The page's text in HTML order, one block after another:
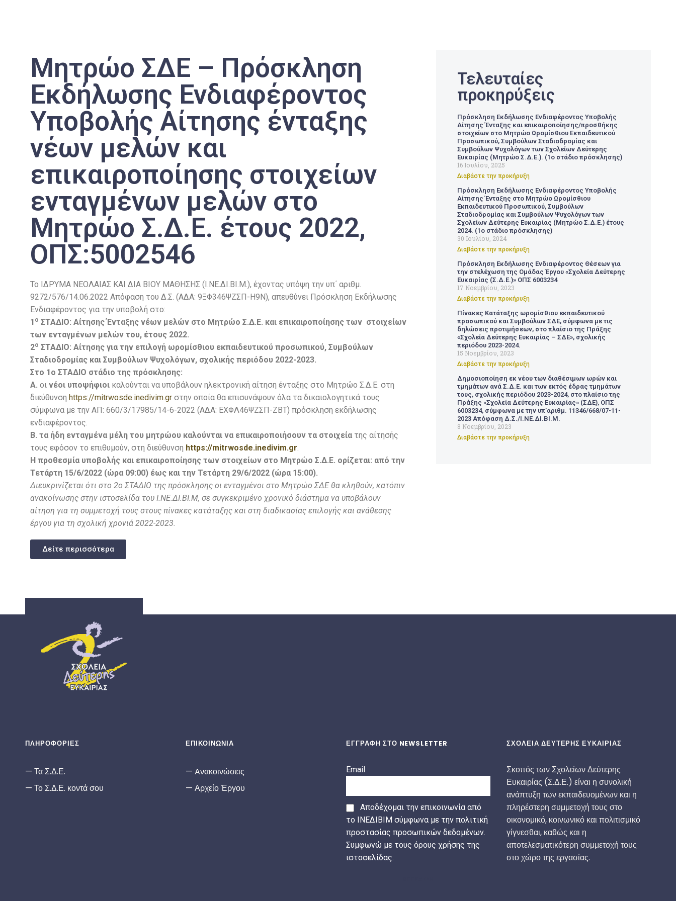
Μητρώο ΣΔΕ – Πρόσκληση
Εκδήλωσης Ενδιαφέροντος
Υποβολής Αίτησης ένταξης
νέων μελών και
επικαιροποίησης στοιχείων
ενταγμένων μελών στο
Μητρώο Σ.Δ.Ε. έτους 2022,
ΟΠΣ:5002546
Το IΔΡΥΜΑ ΝΕΟΛΑΙΑΣ ΚΑΙ ΔΙΑ ΒΙΟΥ ΜΑΘΗΣΗΣ (Ι.ΝΕ.ΔΙ.ΒΙ.Μ.), έχοντας υπόψη την υπ΄ αριθμ.
9272/576/14.06.2022 Απόφαση του Δ.Σ. (ΑΔΑ: 9ΞΦ346ΨΖΣΠ-Η9Ν), απευθύνει Πρόσκληση Εκδήλωσης
Ενδιαφέροντος για την υποβολή στο:
1 ο ΣΤΑΔΙΟ: Αίτησης Ένταξης νέων μελών στο Μητρώο Σ.Δ.Ε. και επικαιροποίησης των στοιχείων
των ενταγμένων μελών του, έτους 2022.
2ο ΣΤΑΔΙΟ: Αίτησης για την επιλογή ωρομίσθιου εκπαιδευτικού προσωπικού, Συμβούλων
Σταδιοδρομίας και Συμβούλων Ψυχολόγων, σχολικής περιόδου 2022-2023.
Στο 1ο ΣΤΑΔΙΟ στάδιο της πρόσκλησης:
Α. οι νέοι υποψήφιοι καλούνται να υποβάλουν ηλεκτρονική αίτηση ένταξης στο Μητρώο Σ.Δ.Ε. στη
διεύθυνση https://mitrwosde.inedivim.gr στην οποία θα επισυνάψουν όλα τα δικαιολογητικά τους
σύμφωνα με την ΑΠ: 660/3/17985/14-6-2022 (ΑΔΑ: ΕΧΦΛ46ΨΖΣΠ-ΖΒΤ) πρόσκληση εκδήλωσης
ενδιαφέροντος.
Β. τα ήδη ενταγμένα μέλη του μητρώου καλούνται να επικαιροποιήσουν τα στοιχεία της αίτησής
τους εφόσον το επιθυμούν, στη διεύθυνση https://mitrwosde.inedivim.gr.
Η προθεσμία υποβολής και επικαιροποίησης των στοιχείων στο Μητρώο Σ.Δ.Ε. ορίζεται: από την
Τετάρτη 15/6/2022 (ώρα 09:00) έως και την Τετάρτη 29/6/2022 (ώρα 15:00).
Διευκρινίζεται ότι στο 2ο ΣΤΑΔΙΟ της πρόσκλησης οι ενταγμένοι στο Μητρώο ΣΔΕ θα κληθούν, κατόπιν
ανακοίνωσης στην ιστοσελίδα του Ι.ΝΕ.ΔΙ.ΒΙ.Μ, σε συγκεκριμένο χρονικό διάστημα να υποβάλουν
αίτηση για τη συμμετοχή τους στους πίνακες κατάταξης και στη διαδικασίας επιλογής και ανάθεσης
έργου για τη σχολική χρονιά 2022-2023.
Δείτε περισσότερα
Τελευταίες
προκηρύξεις
Πρόσκληση Εκδήλωσης Ενδιαφέροντος Υποβολής
Αίτησης Ένταξης και επικαιροποίησης/προσθήκης
στοιχείων στο Μητρώο Ωρομίσθιου Εκπαιδευτικού
Προσωπικού, Συμβούλων Σταδιοδρομίας και
Συμβούλων Ψυχολόγων των Σχολείων Δεύτερης
Ευκαιρίας (Μητρώο Σ.Δ.Ε.). (1ο στάδιο πρόσκλησης)
16 Ιουλίου, 2025
Διαβάστε την προκήρυξη
Πρόσκληση Εκδήλωσης Ενδιαφέροντος Υποβολής
Αίτησης Ένταξης στο Μητρώο Ωρομίσθιου
Εκπαιδευτικού Προσωπικού, Συμβούλων
Σταδιοδρομίας και Συμβούλων Ψυχολόγων των
Σχολείων Δεύτερης Ευκαιρίας (Μητρώο Σ.Δ.Ε.) έτους
2024. (1ο στάδιο πρόσκλησης)
30 Ιουλίου, 2024
Διαβάστε την προκήρυξη
Πρόσκληση Εκδήλωσης Ενδιαφέροντος Θέσεων για
την στελέχωση της Ομάδας Έργου «Σχολεία Δεύτερης
Ευκαιρίας (Σ.Δ.Ε.)» ΟΠΣ 6003234
17 Νοεμβρίου, 2023
Διαβάστε την προκήρυξη
Πίνακες Κατάταξης ωρομίσθιου εκπαιδευτικού
προσωπικού και Συμβούλων ΣΔΕ, σύμφωνα με τις
δηλώσεις προτιμήσεων, στο πλαίσιο της Πράξης
«Σχολεία Δεύτερης Ευκαιρίας – ΣΔΕ», σχολικής
περιόδου 2023-2024.
15 Νοεμβρίου, 2023
Διαβάστε την προκήρυξη
Δημοσιοποίηση εκ νέου των διαθέσιμων ωρών και
τμημάτων ανά Σ.Δ.Ε. και των εκτός έδρας τμημάτων
τους, σχολικής περιόδου 2023-2024, στο πλαίσιο της
Πράξης «Σχολεία Δεύτερης Ευκαιρίας» (ΣΔΕ), ΟΠΣ
6003234, σύμφωνα με την υπ’αριθμ. 11346/668/07-11-
2023 Απόφαση Δ.Σ./Ι.ΝΕ.ΔΙ.ΒΙ.Μ.
8 Νοεμβρίου, 2023
Διαβάστε την προκήρυξη
ΣΧΟΛΕΊΑ ΔΕΎΤΕΡΗΣ ΕΥΚΑΙΡΊΑΣ
ΠΛΗΡΟΦΟΡΙΕΣ
Τα Σ.Δ.Ε.
Το Σ.Δ.Ε. κοντά σου
ΕΠΙΚΟΙΝΩΝΙΑ
Aνακοινώσεις
Αρχείο Έργου
ΕΓΓΡΑΦΗ ΣΤΟ NEWSLETTER
Email
Αποδέχομαι την επικοινωνία από
το ΙΝΕΔΙΒΙΜ σύμφωνα με την πολιτική
προστασίας προσωπικών δεδομένων.
Συμφωνώ με τους όρους χρήσης της
ιστοσελίδας.
ΣΧΟΛΕΙΑ ΔΕΥΤΕΡΗΣ ΕΥΚΑΙΡΙΑΣ
Σκοπός των Σχολείων Δεύτερης
Ευκαιρίας (Σ.Δ.Ε.) είναι η συνολική
ανάπτυξη των εκπαιδευομένων και η
πληρέστερη συμμετοχή τους στο
οικονομικό, κοινωνικό και πολιτισμικό
γίγνεσθαι, καθώς και η
αποτελεσματικότερη συμμετοχή τους
στο χώρο της εργασίας.